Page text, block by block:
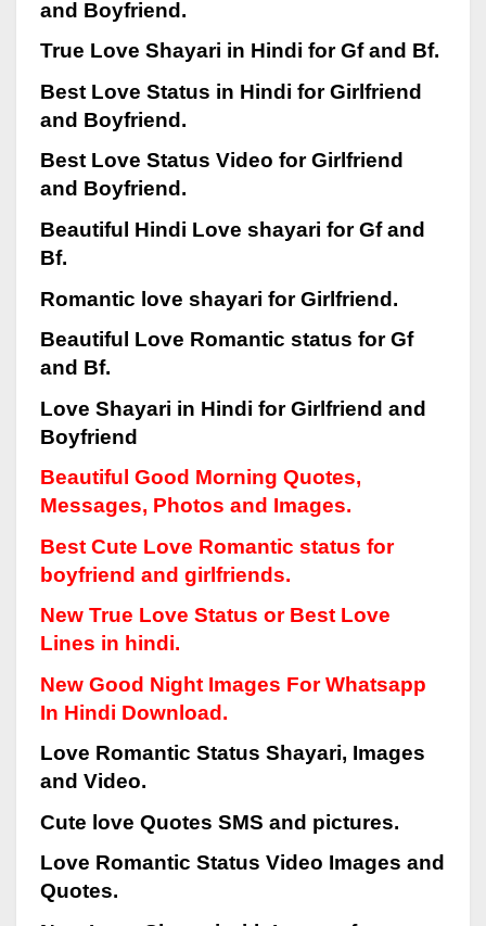
and Boyfriend.
True Love Shayari in Hindi for Gf and Bf.
Best Love Status in Hindi for Girlfriend
and Boyfriend.
Best Love Status Video for Girlfriend
and Boyfriend.
Beautiful Hindi Love shayari for Gf and
Bf.
Romantic love shayari for Girlfriend.
Beautiful Love Romantic status for Gf
and Bf.
Love Shayari in Hindi for Girlfriend and
Boyfriend
Beautiful Good Morning Quotes,
Messages, Photos and Images.
Best Cute Love Romantic status for
boyfriend and girlfriends.
New True Love Status or Best Love
Lines in hindi.
New Good Night Images For Whatsapp
In Hindi Download.
Love Romantic Status Shayari, Images
and Video.
Cute love Quotes SMS and pictures.
Love Romantic Status Video Images and
Quotes.